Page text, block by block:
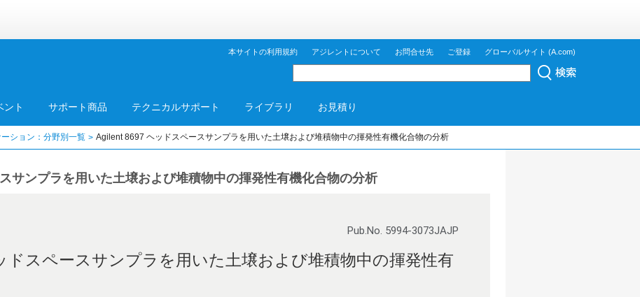
本サイトの利用規約 アジレントについて お問合せ先 ご登録 グローバルサイト (A.com)
ント サポート商品 テクニカルサポート ライブラリ お見積り
ション：分野別一覧 Agilent 8697 ヘッドスペースサンプラを用いた土壌および堆積物中の揮発性有機化合物の分析
サンプラを用いた土壌および堆積物中の揮発性有機化合物の分析
Pub.No. 5994-3073JAJP
ドスペースサンプラを用いた土壌および堆積物中の揮発性有